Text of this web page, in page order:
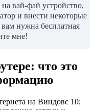
вай-фай устройство,
и внести некоторые
нужна бесплатная
мне!
что это
на Виндовс 10;